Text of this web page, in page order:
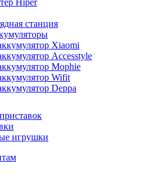
Hiper
станция
Xiaomi
Accesstyle
Mophie
Wifit
Deppa
игрушки